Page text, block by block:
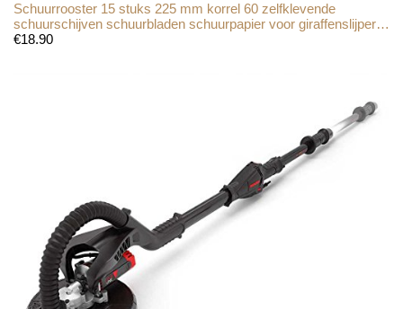
Schuurrooster 15 stuks 225 mm korrel 60 zelfklevende
schuurschijven schuurbladen schuurpapier voor giraffenslijper…
€18.90